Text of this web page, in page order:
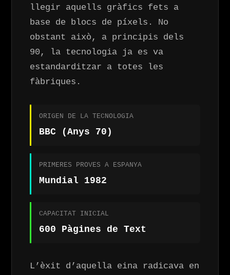
llegir aquells gràfics fets a
base de blocs de píxels. No
obstant això, a principis dels
90, la tecnologia ja es va
estandarditzar a totes les
fàbriques.
ORIGEN DE LA TECNOLOGIA
BBC (Anys 70)
PRIMERES PROVES A ESPANYA
Mundial 1982
CAPACITAT INICIAL
600 Pàgines de Text
L’èxit d’aquella eina radicava en